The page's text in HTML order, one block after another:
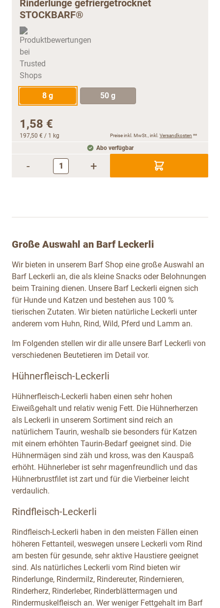
Rinderlunge gefriergetrocknet
STOCKBARF®
8 g 50 g
1,58 €
197,50 € / 1 kg Preise inkl. MwSt., inkl. Versandkosten **
Abo verfügbar
- +
Große Auswahl an Barf Leckerli
Wir bieten in unserem Barf Shop eine große Auswahl an
Barf Leckerli an, die als kleine Snacks oder Belohnungen
beim Training dienen. Unsere Barf Leckerli eignen sich
für Hunde und Katzen und bestehen aus 100 %
tierischen Zutaten. Wir bieten natürliche Leckerli unter
anderem vom Huhn, Rind, Wild, Pferd und Lamm an.
Im Folgenden stellen wir dir alle unsere Barf Leckerli von
verschiedenen Beutetieren im Detail vor.
Hühnerfleisch-Leckerli
Hühnerfleisch-Leckerli haben einen sehr hohen
Eiweißgehalt und relativ wenig Fett. Die Hühnerherzen
als Leckerli in unserem Sortiment sind reich an
natürlichem Taurin, weshalb sie besonders für Katzen
mit einem erhöhten Taurin-Bedarf geeignet sind. Die
Hühnermägen sind zäh und kross, was den Kauspaß
erhöht. Hühnerleber ist sehr magenfreundlich und das
Hühnerbrustfilet ist zart und für die Vierbeiner leicht
verdaulich.
Rindfleisch-Leckerli
Rindfleisch-Leckerli haben in den meisten Fällen einen
höheren Fettanteil, weswegen unsere Leckerli vom Rind
am besten für gesunde, sehr aktive Haustiere geeignet
sind. Als natürliches Leckerli vom Rind bieten wir
Rinderlunge, Rindermilz, Rindereuter, Rindernieren,
Rinderherz, Rinderleber, Rinderblättermagen und
Rindermuskelfleisch an. Wer weniger Fettgehalt im Barf